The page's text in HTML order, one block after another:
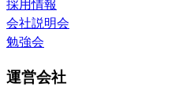
採用情報
会社説明会
勉強会
運営会社